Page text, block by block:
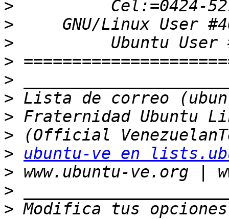
>
>
>
>
>
>
>
>
>
ubuntu-ve en
>
>
> Modifica tus